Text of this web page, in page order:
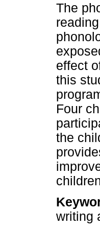
The
effect
this
Four
the
writing